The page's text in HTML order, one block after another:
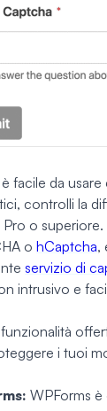
facile da
controlli la
o
o hCaptcha,
servizio di
intrusivo e
i tuoi
WPForms